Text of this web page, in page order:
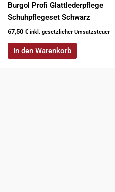
Burgol Profi Glattlederpflege
Schuhpflegeset Schwarz
67,50 € inkl. gesetzlicher Umsatzsteuer
In den Warenkorb